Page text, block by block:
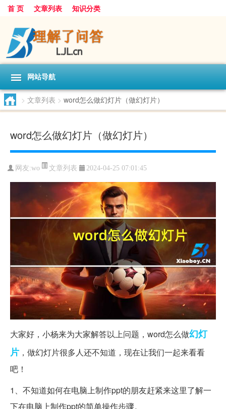
首 页 文章列表 知识分类
网站导航
> 文章列表 > word怎么做幻灯片（做幻灯片）
word怎么做幻灯片（做幻灯片）
网友:wo 文章列表 2024-04-25 07:01:45
大家好，小杨来为大家解答以上问题，word怎么做幻灯
片 ，做幻灯片很多人还不知道，现在让我们一起来看看
吧！
1、不知道如何在电脑上制作ppt的朋友赶紧来这里了解一
下在电脑上制作ppt的简单操作步骤。